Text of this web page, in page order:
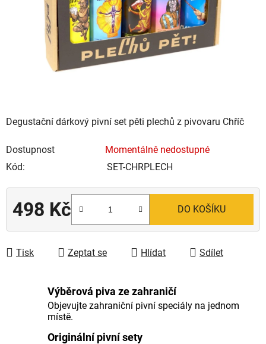
Degustační dárkový pivní set pěti plechů z pivovaru Chříč
Dostupnost
Momentálně nedostupné
Kód:
SET-CHRPLECH
498 Kč DO KOŠÍKU
Tisk Zeptat se Hlídat Sdílet
hvězdiček.
Výběrová piva ze zahraničí
Objevujte zahraniční pivní speciály na jednom
místě.
Originální pivní sety